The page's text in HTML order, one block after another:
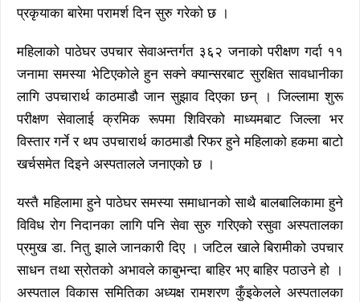
प्रकृयाका बारेमा परामर्श दिन सुरु गरेको छ ।
महिलाको पाठेघर उपचार सेवाअन्तर्गत ३६२ जनाको परीक्षण गर्दा ११
जनामा समस्या भेटिएकोले हुन सक्ने क्यान्सरबाट सुरक्षित सावधानीका
लागि उपचारार्थ काठमाडौ जान सुझाव दिएका छन् । जिल्लामा शुरू
परीक्षण सेवालाई क्रमिक रूपमा शिविरको माध्यमबाट जिल्ला भर
विस्तार गर्ने र थप उपचारार्थ काठमाडौ रिफर हुने महिलाको हकमा बाटो
खर्चसमेत दिइने अस्पतालले जनाएको छ ।
यस्तै महिलामा हुने पाठेघर समस्या समाधानको साथै बालबालिकामा हुने
विविध रोग निदानका लागि पनि सेवा सुरु गरिएको रसुवा अस्पतालका
प्रमुख डा. नितु झाले जानकारी दिए । जटिल खाले बिरामीको उपचार
साधन तथा स्रोतको अभावले काबुभन्दा बाहिर भए बाहिर पठाउने हो ।
अस्पताल विकास समितिका अध्यक्ष रामशरण कुँइकेलले अस्पतालका